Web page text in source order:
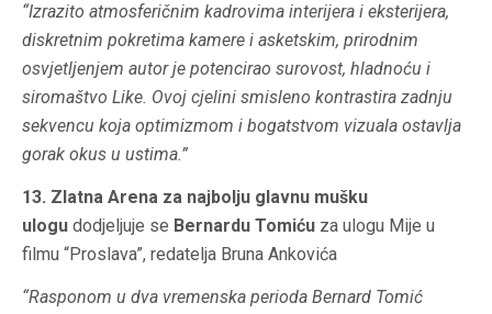
“Izrazito atmosferičnim kadrovima interijera i eksterijera,
diskretnim pokretima kamere i asketskim, prirodnim
osvjetljenjem autor je potencirao surovost, hladnoću i
siromaštvo Like. Ovoj cjelini smisleno kontrastira zadnju
sekvencu koja optimizmom i bogatstvom vizuala ostavlja
gorak okus u ustima.”
13. Zlatna Arena za najbolju glavnu mušku
ulogu dodjeljuje se Bernardu Tomiću za ulogu Mije u
filmu “Proslava”, redatelja Bruna Ankovića
“Rasponom u dva vremenska perioda Bernard Tomić